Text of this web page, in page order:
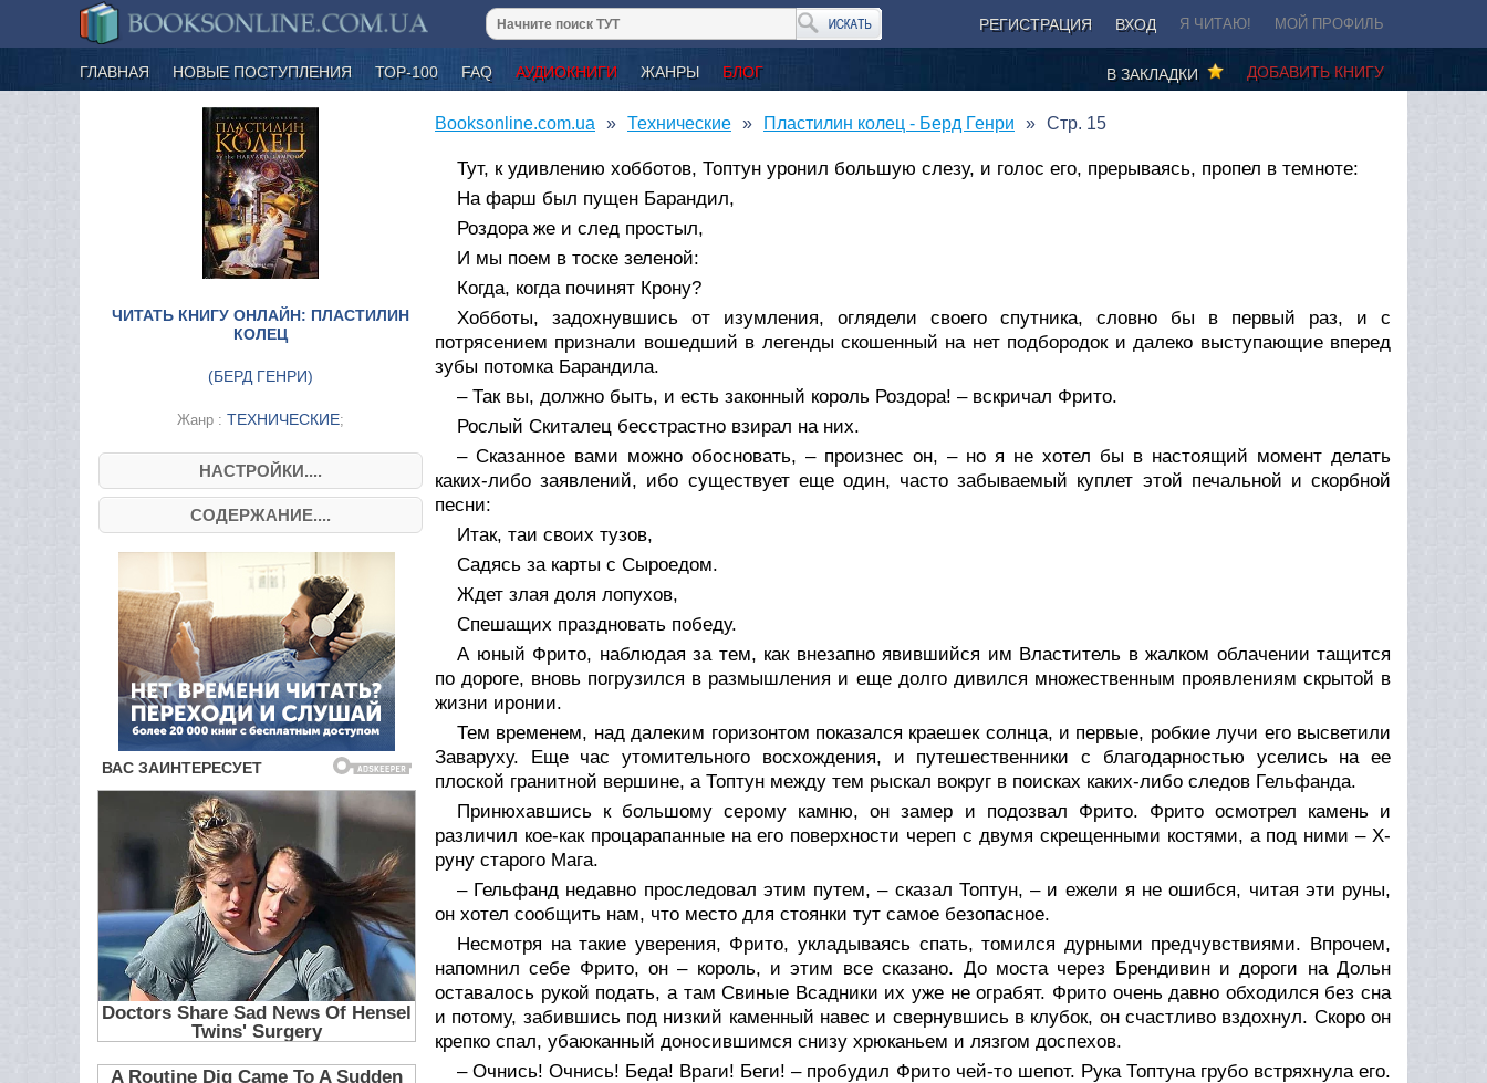
РЕГИСТРАЦИЯ ВХОД Я ЧИТАЮ! МОЙ ПРОФИЛЬ
ГЛАВНАЯ НОВЫЕ ПОСТУПЛЕНИЯ ТОР-100 FAQ АУДИОКНИГИ ЖАНРЫ БЛОГ ДОБАВИТЬ КНИГУ
В ЗАКЛАДКИ
ЧИТАТЬ КНИГУ ОНЛАЙН: ПЛАСТИЛИН
КОЛЕЦ
(БЕРД ГЕНРИ)
Жанр : ТЕХНИЧЕСКИЕ;
НАСТРОЙКИ....
СОДЕРЖАНИЕ....
Booksonline.com.ua Технические Пластилин колец - Берд Генри Стр. 15
Тут, к удивлению хобботов, Топтун уронил большую слезу, и голос его, прерываясь, пропел в темноте:
На фарш был пущен Барандил,
Роздора же и след простыл,
И мы поем в тоске зеленой:
Когда, когда починят Крону?
Хобботы, задохнувшись от изумления, оглядели своего спутника, словно бы в первый раз, и с
потрясением признали вошедший в легенды скошенный на нет подбородок и далеко выступающие вперед
зубы потомка Барандила.
– Так вы, должно быть, и есть законный король Роздора! – вскричал Фрито.
Рослый Скиталец бесстрастно взирал на них.
– Сказанное вами можно обосновать, – произнес он, – но я не хотел бы в настоящий момент делать
каких-либо заявлений, ибо существует еще один, часто забываемый куплет этой печальной и скорбной
песни:
Итак, таи своих тузов,
Садясь за карты с Сыроедом.
Ждет злая доля лопухов,
Спешащих праздновать победу.
А юный Фрито, наблюдая за тем, как внезапно явившийся им Властитель в жалком облачении тащится
по дороге, вновь погрузился в размышления и еще долго дивился множественным проявлениям скрытой в
жизни иронии.
Тем временем, над далеким горизонтом показался краешек солнца, и первые, робкие лучи его высветили
Заваруху. Еще час утомительного восхождения, и путешественники с благодарностью уселись на ее
плоской гранитной вершине, а Топтун между тем рыскал вокруг в поисках каких-либо следов Гельфанда.
Принюхавшись к большому серому камню, он замер и подозвал Фрито. Фрито осмотрел камень и
различил кое-как процарапанные на его поверхности череп с двумя скрещенными костями, а под ними – X-
руну старого Мага.
– Гельфанд недавно проследовал этим путем, – сказал Топтун, – и ежели я не ошибся, читая эти руны,
он хотел сообщить нам, что место для стоянки тут самое безопасное.
Несмотря на такие уверения, Фрито, укладываясь спать, томился дурными предчувствиями. Впрочем,
напомнил себе Фрито, он – король, и этим все сказано. До моста через Брендивин и дороги на Дольн
оставалось рукой подать, а там Свиные Всадники их уже не ограбят. Фрито очень давно обходился без сна
и потому, забившись под низкий каменный навес и свернувшись в клубок, он счастливо вздохнул. Скоро он
крепко спал, убаюканный доносившимся снизу хрюканьем и лязгом доспехов.
– Очнись! Очнись! Беда! Враги! Беги! – пробудил Фрито чей-то шепот. Рука Топтуна грубо встряхнула его.